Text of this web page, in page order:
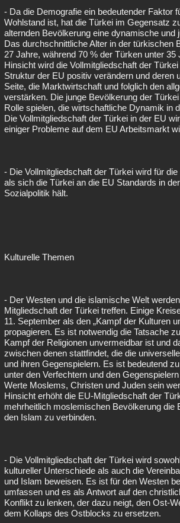
- Da die Demografie ein bedeutender Faktor
Wohlstand ist, hat die Türkei im Gegensatz
alternden Bevölkerung eine dynamische und
Das durchschnittliche Alter in der türkischen
27 Jahre, während 70 % der Türken unter 35
Hinsicht wird die Vollmitgliedschaft der
Struktur der EU positiv verändern und deren
Seite, die Marktwirtschaft und folglich den
verstärken. Die junge Bevölkerung der
Rolle spielen, die wirtschaftliche Dynamik in
Die Vollmitgliedschaft der Türkei in der EU
einiger Probleme auf dem EU Arbeitsmarkt
- Die Vollmitgliedschaft der Türkei wird für
als sich die Türkei an die EU Standards in
Sozialpolitik hält.
Kulturelle Themen
- Der Westen und die islamische Welt
Mitgliedschaft der Türkei treffen. Einige
11. September als den „Kampf der Kulturen
propagieren. Es ist notwendig die Tatsache
Kampf der Religionen unvermeidbar ist und
zwischen denen stattfindet, die die
und ihren Gegenspielern. Es ist bedeutend
unter den Verfechtern und den
Werte Moslems, Christen und Juden sein
Hinsicht erhöht die EU-Mitgliedschaft der
mehrheitlich moslemischen Bevölkerung die
den Islam zu verbinden.
- Die Vollmitgliedschaft der Türkei wird
kultureller Unterschiede als auch die
und Islam beweisen. Es ist für den Westen
umfassen und es als Antwort auf den
Konflikt zu lenken, der dazu neigt, den Ost-
dem Kollaps des Ostblocks zu ersetzen.